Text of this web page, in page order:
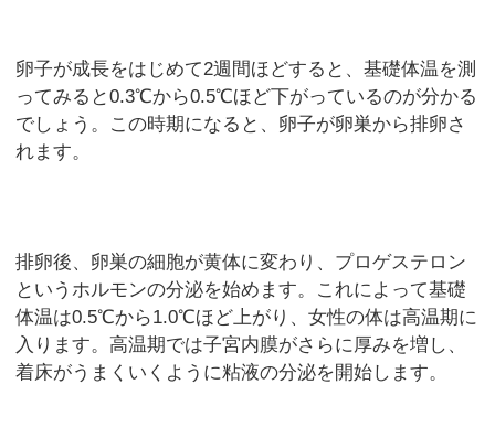
卵子が成長をはじめて2週間ほどすると、基礎体温を測
ってみると0.3℃から0.5℃ほど下がっているのが分かる
でしょう。この時期になると、卵子が卵巣から排卵さ
れます。
排卵後、卵巣の細胞が黄体に変わり、プロゲステロン
というホルモンの分泌を始めます。これによって基礎
体温は0.5℃から1.0℃ほど上がり、女性の体は高温期に
入ります。高温期では子宮内膜がさらに厚みを増し、
着床がうまくいくように粘液の分泌を開始します。